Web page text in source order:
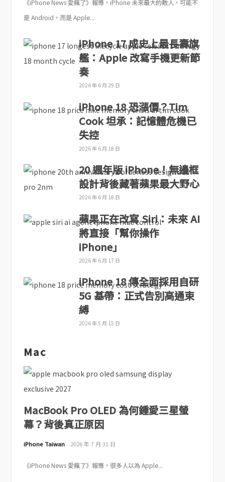
《iPhone News 愛瘋了》報導，iPhone 未來最大的敵人，可能不
是 Android，而是 Apple...
iPhone 17 成史上最長壽旗
艦：Apple 改寫手機更新節
奏
2026 年 6 月 29 日
iPhone 18 恐漲價？Tim
Cook 坦承：記憶體危機已
失控
2026 年 6 月 18 日
20 週年版 iPhone！無邊框
設計背後藏著蘋果最大野心
2026 年 6 月 18 日
蘋果正在改寫 Siri：未來 AI
將直接「幫你操作
iPhone」
2026 年 6 月 17 日
iPhone 18 傳全面採用自研
5G 基帶：正式告別高通束
縛
2026 年 5 月 15 日
Mac
MacBook Pro OLED 為何鍾愛三星螢
幕？背後真正原因
iPhone Taiwan 2026 年 7 月 31 日
《iPhone News 愛瘋了》報導，很多人以為 Apple...